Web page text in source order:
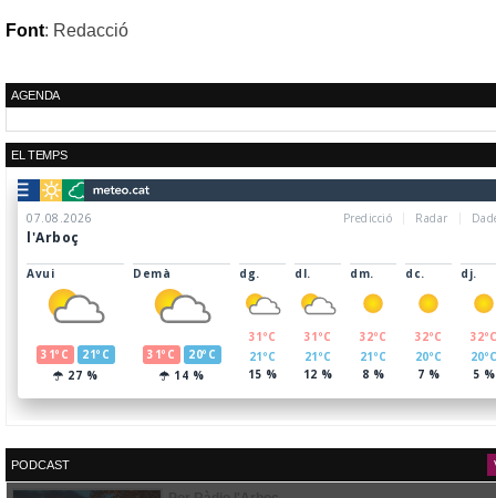
Font: Redacció
AGENDA
EL TEMPS
PODCAST